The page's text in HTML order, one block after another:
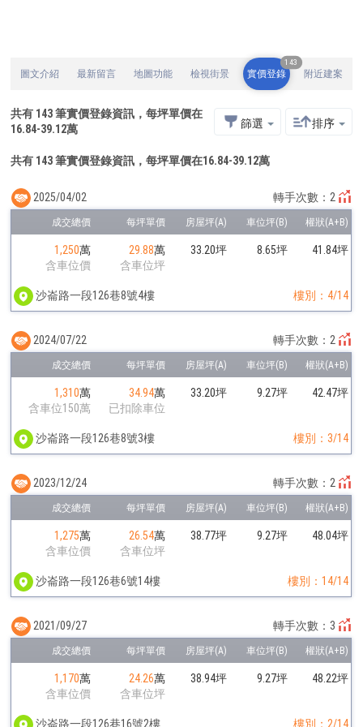
圖文介紹 最新留言 地圖功能 檢視街景 實價登錄
143
附近建案
共有 143筆實價登錄資訊，每坪單價在
16.84-39.12萬 篩選 排序
共有 143 筆實價登錄資訊，每坪單價在16.84-39.12萬
1,250萬
含車位價
29.88萬
含車位坪
33.20坪 8.65坪 41.84坪
沙崙路一段126巷8號4樓 樓別：4/14
2025/04/02 轉手次數：2
1,310萬
含車位150萬
34.94萬
已扣除車位
33.20坪 9.27坪 42.47坪
沙崙路一段126巷8號3樓 樓別：3/14
2024/07/22 轉手次數：2
1,275萬
含車位價
26.54萬
含車位坪
38.77坪 9.27坪 48.04坪
沙崙路一段126巷6號14樓 樓別：14/14
2023/12/24 轉手次數：2
1,170萬
含車位價
24.26萬
含車位坪
38.94坪 9.27坪 48.22坪
沙崙路一段126巷16號2樓 樓別：2/14
2021/09/27 轉手次數：3